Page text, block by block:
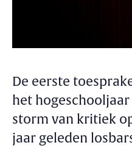
De eerste
het
storm van kritiek
jaar geleden